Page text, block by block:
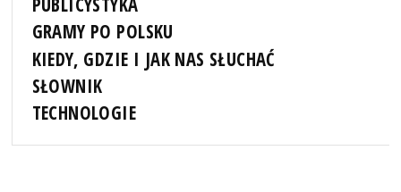
GRAMY PO POLSKU
KIEDY, GDZIE I JAK NAS SŁUCHAĆ
SŁOWNIK
TECHNOLOGIE